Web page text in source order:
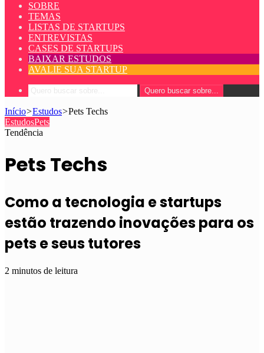
SOBRE
TEMAS
LISTAS DE STARTUPS
ENTREVISTAS
CASES DE STARTUPS
BAIXAR ESTUDOS
AVALIE SUA STARTUP
Quero buscar sobre...
Início>Estudos>Pets Techs
EstudosPets
Tendência
Pets Techs
Como a tecnologia e startups
estão trazendo inovações para os
pets e seus tutores
2 minutos de leitura